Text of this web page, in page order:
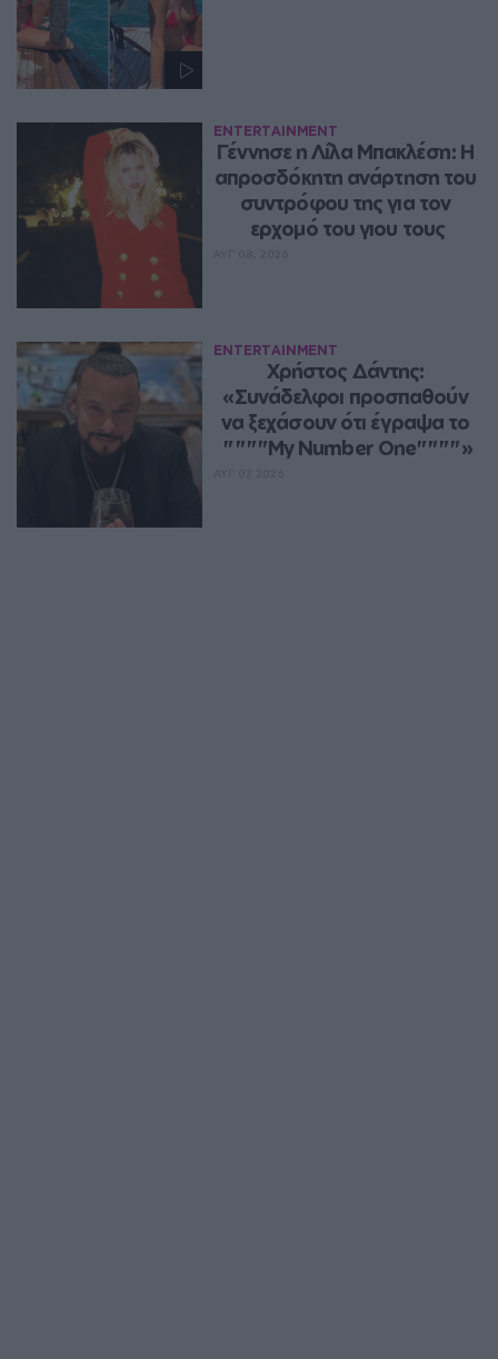
ENTERTAINMENT
Γέννησε η Λίλα Μπακλέση: Η
απροσδόκητη ανάρτηση του
συντρόφου της για τον
ερχομό του γιου τους
ENTERTAINMENT
Χρήστος Δάντης:
«Συνάδελφοι προσπαθούν
να ξεχάσουν ότι έγραψα το
""""My Number One""""»